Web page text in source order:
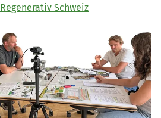
Regenerativ Schweiz